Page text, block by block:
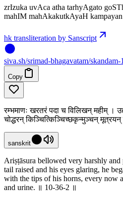
zrIzuka uvAca atha tarhyAgato
mahIM mahAkakutkAyaH
hk transliteration by Sanscript
siva.sh/srimad-bhagavatam/skandam-
Copy
रम्भमाणः खरतरं पदा च विलिखन् महीम् ।
चोद्धरन् किञ्चित्किञ्चिच्छकृन्मुञ्चन्
sanskrit
Ariṣṭāsura bellowed very harshly
tail raised and his eyes glaring, he
with the tips of his horns, every now
and urine. ॥ 10-36-2 ॥